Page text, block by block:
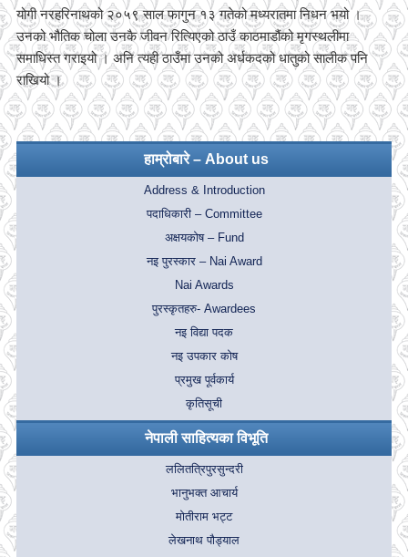
हाम्रोबारे – About us
Address & Introduction
पदाधिकारी – Committee
अक्षयकोष – Fund
नइ पुरस्कार – Nai Award
Nai Awards
पुरस्कृतहरु- Awardees
नइ विद्या पदक
नइ उपकार कोष
प्रमुख पूर्वकार्य
कृतिसूची
नेपाली साहित्यका विभूति
ललितत्रिपुरसुन्दरी
भानुभक्त आचार्य
मोतीराम भट्ट
लेखनाथ पौड्याल
योगी नरहरिनाथको २०५९ साल फागुन १३ गतेको मध्यरातमा निधन भयो ।
उनको भौतिक चोला उनकै जीवन रित्यिएको ठाउँ काठमाडौंको मृगस्थलीमा
समाधिस्त गराइयो । अनि त्यही ठाउँमा उनको अर्धकदको धातुको सालीक पनि
राखियो ।